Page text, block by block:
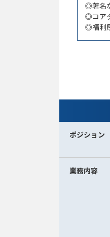
◎著名
◎コア
◎福利
ポジション
業務内容